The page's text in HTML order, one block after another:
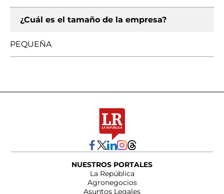
¿Cuál es el tamaño de la empresa?
PEQUEÑA
NUESTROS PORTALES
La República
Agronegocios
Asuntos Legales